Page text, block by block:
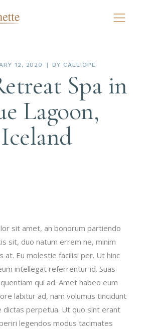
12, 2020 BY CALLIOPE
Spa in
Lagoon,
Iceland
sit amet, an bonorum partiendo
sit, duo natum errem ne, minim
at. Eu molestie facilisi per. Ut hinc
intellegat referrentur id. Suas
qui ad. Amet habeo eum
labitur ad, nam volumus tincidunt
dictas perpetua. Ut quo sint erant
legendos modus tacimates